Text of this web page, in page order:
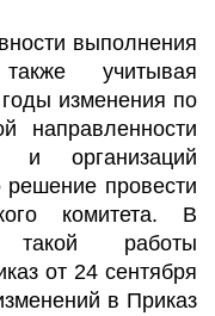
выполнения
учитывая
изменения по
направленности
и организаций
провести
комитета. В
такой работы
от 24 сентября
в Приказ